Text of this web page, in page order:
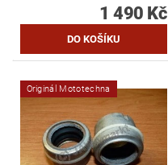
1 490 Kč
Originál Mototechna